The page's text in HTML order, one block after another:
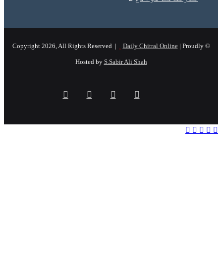
Daily Chitral Online |
Hosted byS.Sabir Ali Shah
Facebook
X
YouTube
Instagram
Facebook
Viber